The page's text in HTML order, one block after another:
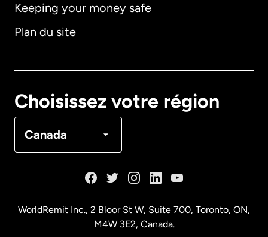
Keeping your money safe
Plan du site
Choisissez votre région
Canada
Allemagne
Français
WorldRemit Inc., 2 Bloor St W, Suite 700, Toronto, ON,
M4W 3E2, Canada.